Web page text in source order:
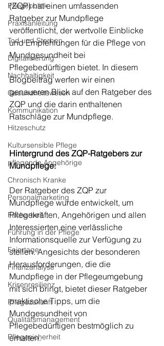
Pflegepolitik
Praxisanleitung
Tod und Sterben
Digitalisierung
Nachhaltigkeit
Gesundheitswesen
Kommunikation
Hitzeschutz
Kultursensible Pflege
pflegende Angehörige
Chronisch Kranke
Personalmarketing
Facharbeit
Führung in der Pflege
Feiertage
Finanzanalyse
Krisenresilienz
Pflegezukunft
Qualitätsmanagement
Pflegesicherheit
(ZQP) hat einen umfassenden
Ratgeber zur Mundpflege
veröffentlicht, der wertvolle Einblicke
und Empfehlungen für die Pflege von
Mundgesundheit bei
Pflegebedürftigen bietet. In diesem
Blogbeitrag werfen wir einen
genaueren Blick auf den Ratgeber des
ZQP und die darin enthaltenen
Ratschläge zur Mundpflege.
Hintergrund des ZQP-Ratgebers zur
Mundpflege:
Der Ratgeber des ZQP zur
Mundpflege wurde entwickelt, um
Pflegekräften, Angehörigen und allen
Interessierten eine verlässliche
Informationsquelle zur Verfügung zu
stellen. Angesichts der besonderen
Herausforderungen, die die
Mundpflege in der Pflegeumgebung
mit sich bringt, bietet dieser Ratgeber
praktische Tipps, um die
Mundgesundheit von
Pflegebedürftigen bestmöglich zu
erhalten.